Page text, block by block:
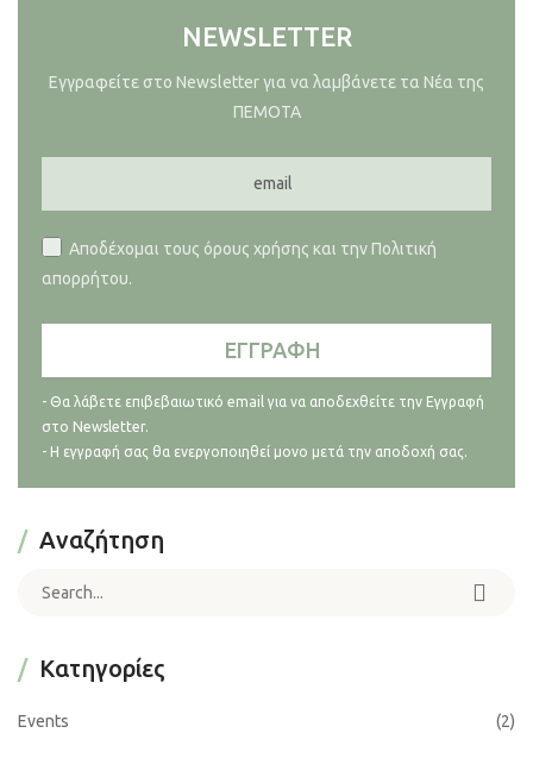
NEWSLETTER
Εγγραφείτε στο Newsletter για να λαμβάνετε τα Νέα της
ΠΕΜΟΤΑ
Αποδέχομαι τους όρους χρήσης και την Πολιτική
απορρήτου.
- Θα λάβετε επιβεβαιωτικό email για να αποδεχθείτε την Εγγραφή
στο Newsletter.
- Η εγγραφή σας θα ενεργοποιηθεί μονο μετά την αποδοχή σας.
Αναζήτηση
Search for:
Kατηγορίες
Events (2)